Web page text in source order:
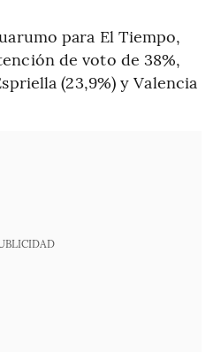
para El Tiempo,
de voto de 38%,
(23,9%) y Valencia